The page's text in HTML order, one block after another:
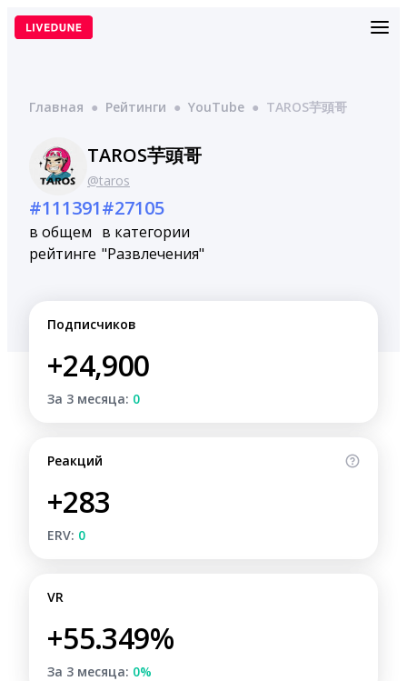
Перейти
Главная ● Рейтинги ● YouTube ● TAROS芋頭哥
TAROS芋頭哥
@taros
#111391
в общем
рейтинге
#27105
в категории
"Развлечения"
Подписчиков
+24,900
За 3 месяца: 0
Реакций
+283
ERV: 0
VR
+55.349%
За 3 месяца: 0%